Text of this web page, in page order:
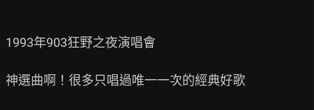
1993年903狂野之夜演唱會
神選曲啊！很多只唱過唯一一次的經典好歌